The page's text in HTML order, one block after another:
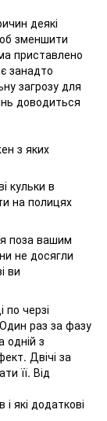
деякі
зменшити
приставлено
занадто
загрозу для
доводиться
з яких
кульки в
на полицях
поза вашим
не досягли
ви
по черзі
раз за фазу
одній з
Двічі за
її. Від
які додаткові